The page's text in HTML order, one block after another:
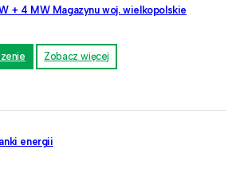
+ 4 MW Magazynu woj. wielkopolskie
Zobacz więcej
energii